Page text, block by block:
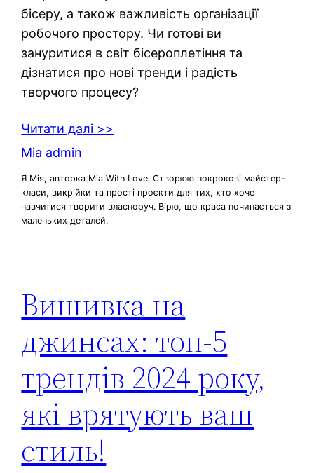
бісеру, а також важливість організації
робочого простору. Чи готові ви
зануритися в світ бісероплетіння та
дізнатися про нові тренди і радість
творчого процесу?
Читати далі >>
Mia admin
Я Мія, авторка Mia With Love. Створюю покрокові майстер-
класи, викрійки та прості проєкти для тих, хто хоче
навчитися творити власноруч. Вірю, що краса починається з
маленьких деталей.
Вишивка на
джинсах: топ-5
трендів 2024 року,
які врятують ваш
стиль!